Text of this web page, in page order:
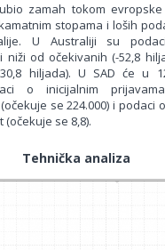
zamah tokom
stopama i loših
U Australiji su
niži od očekivanih (-52,8
hiljada). U SAD će u
o inicijalnim
se 224.000) i podaci
se 8,8).
Tehnička analiza